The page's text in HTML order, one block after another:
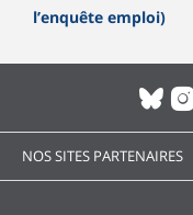
l’enquête emploi)
NOS SITES PARTENAIRES